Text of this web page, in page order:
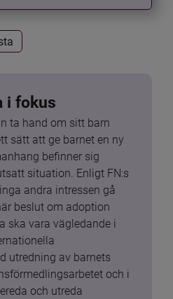
i fokus
ta hand om sitt barn
sätt att ge barnet en ny
befinner sig
situation. Enligt FN:s
andra intressen gå
beslut om adoption
ska vara vägledande i
utredning av barnets
och i
och utreda